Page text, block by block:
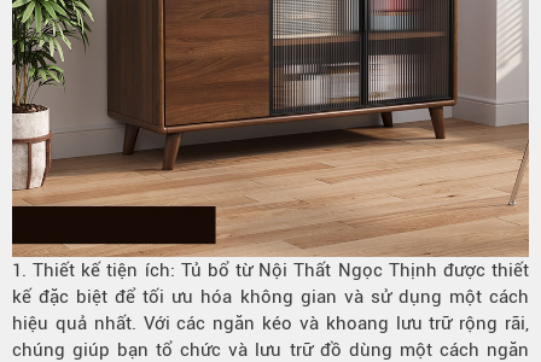
1. Thiết kế tiện ích: Tủ bổ từ Nội Thất Ngọc Thịnh được thiết
kế đặc biệt để tối ưu hóa không gian và sử dụng một cách
hiệu quả nhất. Với các ngăn kéo và khoang lưu trữ rộng rãi,
chúng giúp bạn tổ chức và lưu trữ đồ dùng một cách ngăn